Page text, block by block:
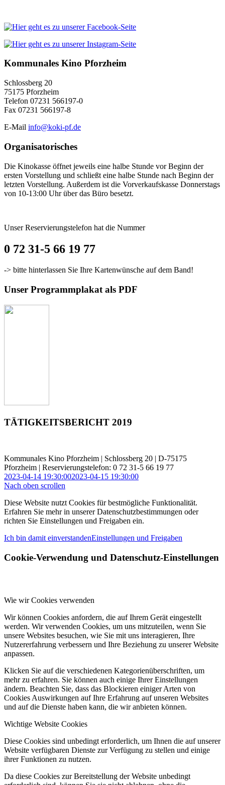
Kommunales Kino Pforzheim
Schlossberg 20
75175 Pforzheim
Telefon 07231 566197-0
Fax 07231 566197-8
E-Mail info@koki-pf.de
Organisatorisches
Die Kinokasse öffnet jeweils eine halbe Stunde vor Beginn der
ersten Vorstellung und schließt eine halbe Stunde nach Beginn der
letzten Vorstellung. Außerdem ist die Vorverkaufskasse Donnerstags
von 10-13:00 Uhr über das Büro besetzt.
Unser Reservierungstelefon hat die Nummer
0 72 31-5 66 19 77
-> bitte hinterlassen Sie Ihre Kartenwünsche auf dem Band!
Unser Programmplakat als PDF
TÄTIGKEITSBERICHT 2019
Kommunales Kino Pforzheim | Schlossberg 20 | D-75175
Pforzheim | Reservierungstelefon: 0 72 31-5 66 19 77
2023-04-14 19:30:002023-04-15 19:30:00
Nach oben scrollen
Diese Website nutzt Cookies für bestmögliche Funktionalität.
Erfahren Sie mehr in unserer Datenschutzbestimmungen oder
richten Sie Einstellungen und Freigaben ein.
Ich bin damit einverstandenEinstellungen und Freigaben
Cookie-Verwendung und Datenschutz-Einstellungen
Wie wir Cookies verwenden
Wir können Cookies anfordern, die auf Ihrem Gerät eingestellt
werden. Wir verwenden Cookies, um uns mitzuteilen, wenn Sie
unsere Websites besuchen, wie Sie mit uns interagieren, Ihre
Nutzererfahrung verbessern und Ihre Beziehung zu unserer Website
anpassen.
Klicken Sie auf die verschiedenen Kategorienüberschriften, um
mehr zu erfahren. Sie können auch einige Ihrer Einstellungen
ändern. Beachten Sie, dass das Blockieren einiger Arten von
Cookies Auswirkungen auf Ihre Erfahrung auf unseren Websites
und auf die Dienste haben kann, die wir anbieten können.
Wichtige Website Cookies
Diese Cookies sind unbedingt erforderlich, um Ihnen die auf unserer
Website verfügbaren Dienste zur Verfügung zu stellen und einige
ihrer Funktionen zu nutzen.
Da diese Cookies zur Bereitstellung der Website unbedingt